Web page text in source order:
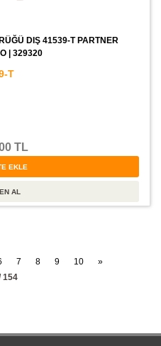
DIŞ 41539-T PARTNER
| 329320
T
TL
7 8 9 10
»
154